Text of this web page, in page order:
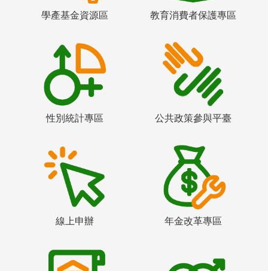
學產基金資源區 教育消費者保護專區
性別統計專區 公共政策參與平臺
線上申辦 年金改革專區